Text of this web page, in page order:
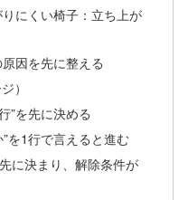
にくい椅子：立ち上が
因を先に整える
）
”を先に決める
を1行で言えると進む
に決まり、解除条件が